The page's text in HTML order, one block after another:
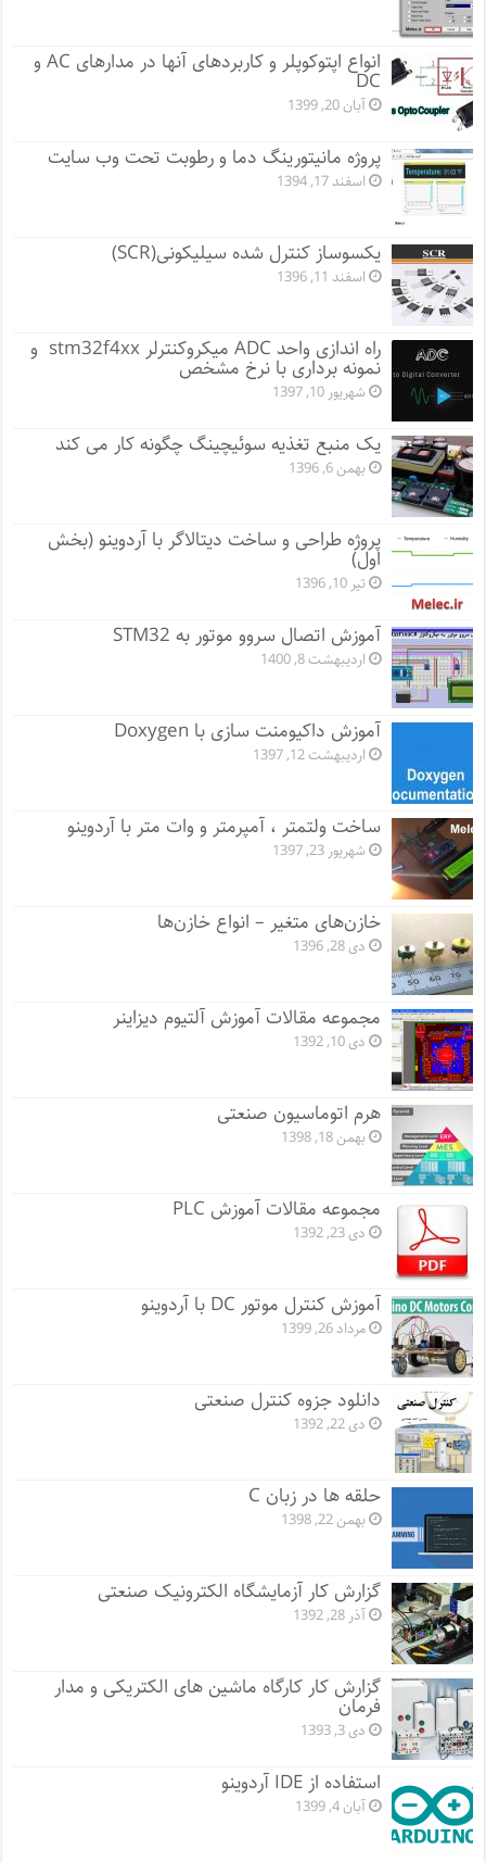
انواع اپتوکوپلر و کاربردهای آنها در مدارهای AC و
DC
آبان 20, 1399
پروژه مانيتورينگ دما و رطوبت تحت وب سایت
اسفند 17, 1394
یکسوساز کنترل شده سیلیکونی(SCR)
اسفند 11, 1396
راه اندازی واحد ADC میکروکنترلر stm32f4xx و
نمونه برداری با نرخ مشخص
شهریور 10, 1397
یک منبع تغذیه سوئیچینگ چگونه کار می کند
بهمن 6, 1396
پروژه طراحی و ساخت دیتالاگر با آردوینو (بخش
اول)
تیر 10, 1396
آموزش اتصال سروو موتور به STM32
اردیبهشت 8, 1400
آموزش داکیومنت سازی با Doxygen
اردیبهشت 12, 1397
ساخت ولتمتر ، آمپرمتر و وات متر با آردوینو
شهریور 23, 1397
خازن‌های متغیر – انواع خازن‌ها
دی 28, 1396
مجموعه مقالات آموزش آلتیوم دیزاینر
دی 10, 1392
هرم اتوماسیون صنعتی
بهمن 18, 1398
مجموعه مقالات آموزش PLC
دی 23, 1392
آموزش کنترل موتور DC با آردوینو
مرداد 26, 1399
دانلود جزوه کنترل صنعتی
دی 22, 1392
حلقه ها در زبان C
بهمن 22, 1398
گزارش کار آزمایشگاه الکترونیک صنعتی
آذر 28, 1392
گزارش کار کارگاه ماشین های الکتریکی و مدار
فرمان
دی 3, 1393
استفاده از IDE آردوینو
آبان 4, 1399